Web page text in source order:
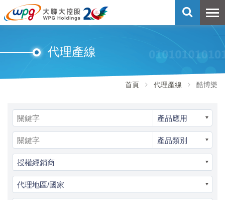
代理產線
首頁 代理產線 酷博樂
產品應用
產品類別
授權經銷商
代理地區/國家